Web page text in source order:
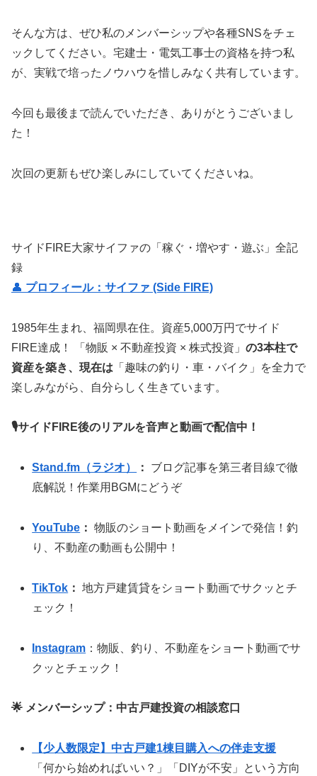
そんな方は、ぜひ私のメンバーシップや各種SNSをチェ
ックしてください。宅建士・電気工事士の資格を持つ私
が、実戦で培ったノウハウを惜しみなく共有しています。
今回も最後まで読んでいただき、ありがとうございまし
た！
次回の更新もぜひ楽しみにしていてくださいね。
サイドFIRE大家サイファの「稼ぐ・増やす・遊ぶ」全記
録
👤 プロフィール：サイファ (Side FIRE)
1985年生まれ、福岡県在住。資産5,000万円でサイド
FIRE達成！ 「物販 × 不動産投資 × 株式投資」 の3本柱で
資産を築き、現在は 「趣味の釣り・車・バイク」を全力で
楽しみながら、自分らしく生きています。
🎙サイドFIRE後のリアルを音声と動画で配信中！
Stand.fm（ラジオ） ：
ブログ記事を第三者目線で徹
底解説！作業用BGMにどうぞ
YouTube ： 物販のショート動画をメインで発信！釣
り、不動産の動画も公開中！
TikTok ： 地方戸建賃貸をショート動画でサクッとチ
ェック！
Instagram ：物販、釣り、不動産をショート動画でサ
クッとチェック！
🌟 メンバーシップ：中古戸建投資の相談窓口
【少人数限定】中古戸建1棟目購入への伴走支援
「何から始めればいい？」「DIYが不安」という方向